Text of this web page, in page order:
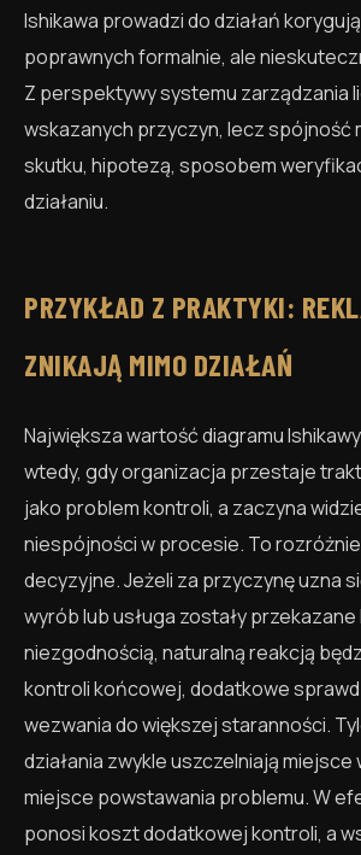
Ishikawa prowadzi do działań
poprawnych formalnie, ale
Z perspektywy systemu zarządzania
wskazanych przyczyn, lecz spójność
skutku, hipotezą, sposobem
działaniu.
PRZYKŁAD Z PRAKTYKI:
ZNIKAJĄ MIMO DZIAŁAŃ
Największa wartość diagramu
wtedy, gdy organizacja przestaje
jako problem kontroli, a zaczyna
niespójności w procesie. To
decyzyjne. Jeżeli za przyczynę uzna
wyrób lub usługa zostały
niezgodnością, naturalną reakcją
kontroli końcowej, dodatkowe
wezwania do większej staranności.
działania zwykle uszczelniają miejsce
miejsce powstawania problemu. W
ponosi koszt dodatkowej kontroli, a